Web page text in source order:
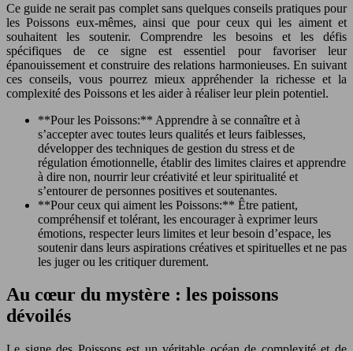
Ce guide ne serait pas complet sans quelques conseils pratiques pour
les Poissons eux-mêmes, ainsi que pour ceux qui les aiment et
souhaitent les soutenir. Comprendre les besoins et les défis
spécifiques de ce signe est essentiel pour favoriser leur
épanouissement et construire des relations harmonieuses. En suivant
ces conseils, vous pourrez mieux appréhender la richesse et la
complexité des Poissons et les aider à réaliser leur plein potentiel.
**Pour les Poissons:** Apprendre à se connaître et à
s’accepter avec toutes leurs qualités et leurs faiblesses,
développer des techniques de gestion du stress et de
régulation émotionnelle, établir des limites claires et apprendre
à dire non, nourrir leur créativité et leur spiritualité et
s’entourer de personnes positives et soutenantes.
**Pour ceux qui aiment les Poissons:** Être patient,
compréhensif et tolérant, les encourager à exprimer leurs
émotions, respecter leurs limites et leur besoin d’espace, les
soutenir dans leurs aspirations créatives et spirituelles et ne pas
les juger ou les critiquer durement.
Au cœur du mystère : les poissons
dévoilés